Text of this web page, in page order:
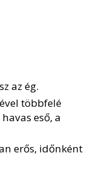
az ég.
többfelé
eső, a
erős, időnként